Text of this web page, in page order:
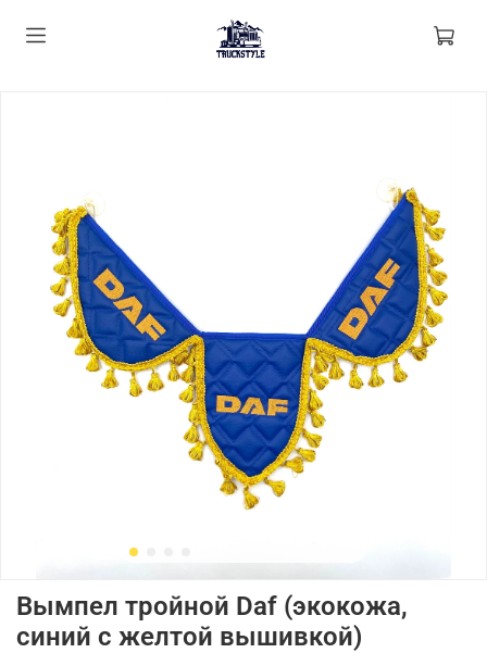
Вымпел тройной Daf (экокожа,
синий с желтой вышивкой)